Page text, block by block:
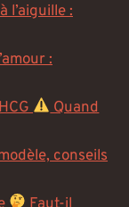
l’aiguille :
:
Quand
conseils